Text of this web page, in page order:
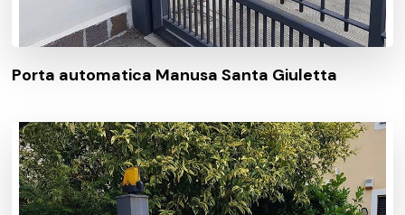
Porta automatica Manusa Santa Giuletta